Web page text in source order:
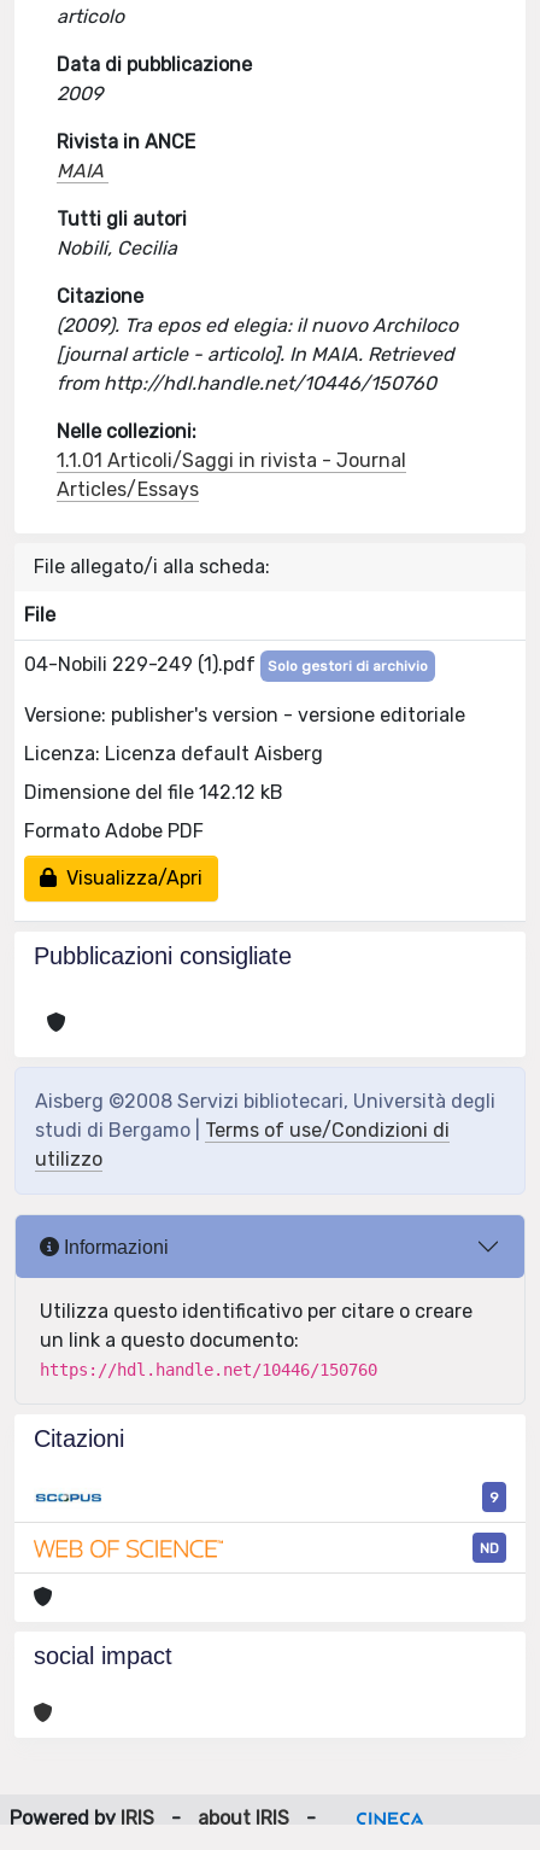
articolo
Data di pubblicazione
2009
Rivista in ANCE
MAIA
Tutti gli autori
Nobili, Cecilia
Citazione
(2009). Tra epos ed elegia: il nuovo Archiloco
[journal article - articolo]. In MAIA. Retrieved
from http://hdl.handle.net/10446/150760
Nelle collezioni:
1.1.01 Articoli/Saggi in rivista - Journal
Articles/Essays
File allegato/i alla scheda:
File
04-Nobili 229-249 (1).pdf Solo gestori di archivio
Versione: publisher's version - versione editoriale
Licenza: Licenza default Aisberg
Dimensione del file 142.12 kB
Formato Adobe PDF
Visualizza/Apri
Pubblicazioni consigliate
Aisberg ©2008 Servizi bibliotecari, Università degli
studi di Bergamo | Terms of use/Condizioni di
utilizzo
Informazioni
Utilizza questo identificativo per citare o creare
un link a questo documento:
https://hdl.handle.net/10446/150760
Citazioni
9
ND
social impact
Powered by IRIS - about IRIS
-